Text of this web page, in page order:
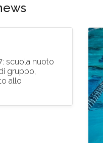
scuola nuoto
gruppo,
allo